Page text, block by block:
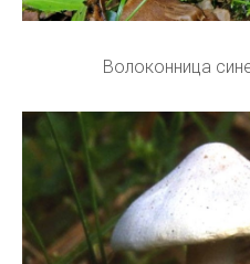
Волоконница